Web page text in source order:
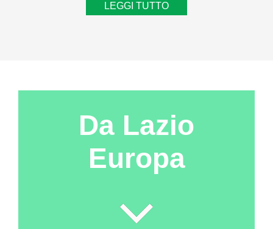
LEGGI TUTTO
Da Lazio
Europa